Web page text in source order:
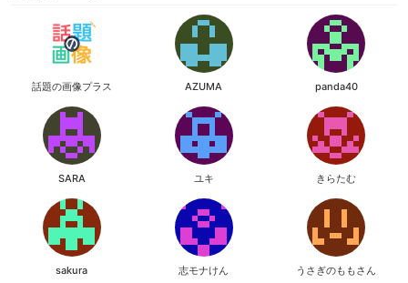
話題の画像プラス AZUMA panda40
SARA ユキ きらたむ
sakura 志モナけん うさぎのももさん